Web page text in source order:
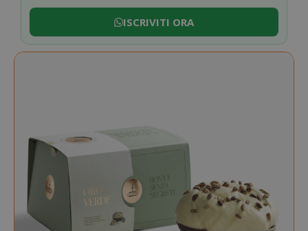
ISCRIVITI ORA